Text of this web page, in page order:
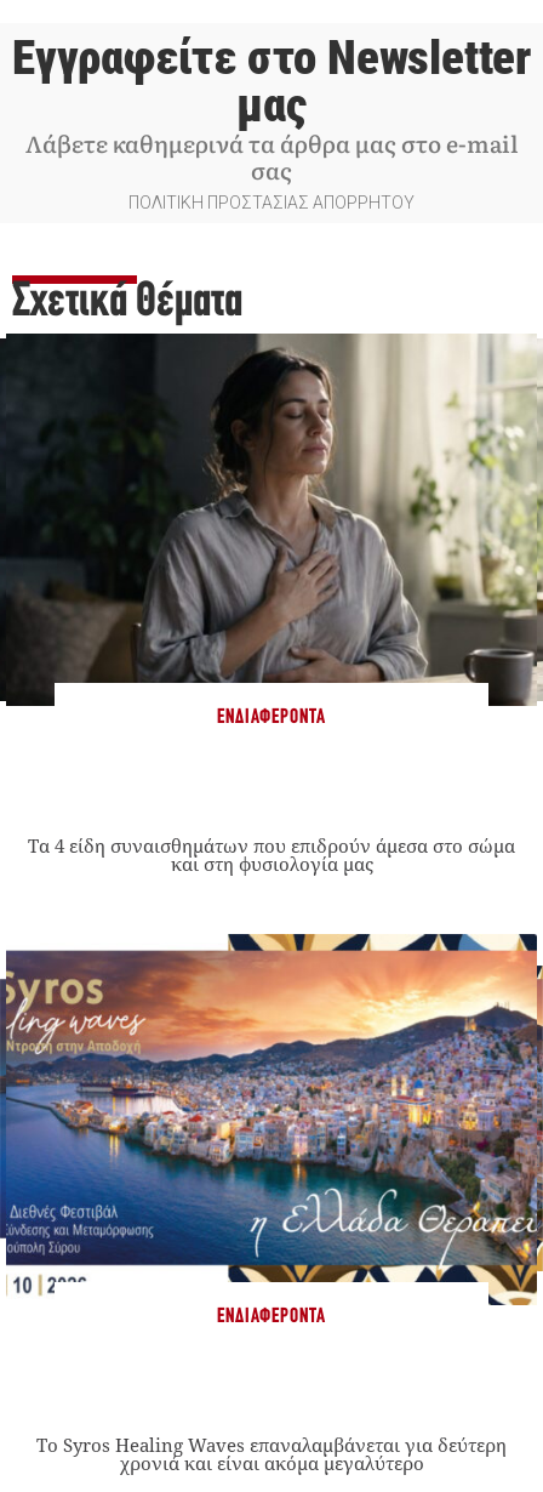
Εγγραφείτε στο Newsletter
μας
Λάβετε καθημερινά τα άρθρα μας στο e-mail
σας
ΠΟΛΙΤΙΚΗ ΠΡΟΣΤΑΣΙΑΣ ΑΠΟΡΡΗΤΟΥ
Σχετικά Θέματα
ΕΝΔΙΑΦΈΡΟΝΤΑ
Τα 4 είδη συναισθημάτων που επιδρούν άμεσα στο σώμα
και στη φυσιολογία μας
ΕΝΔΙΑΦΈΡΟΝΤΑ
Το Syros Healing Waves επαναλαμβάνεται για δεύτερη
χρονιά και είναι ακόμα μεγαλύτερο